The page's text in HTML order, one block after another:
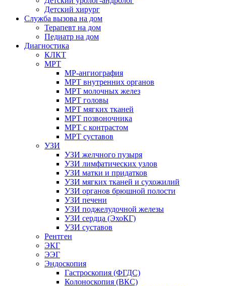
Детский хирург
Служба вызова на дом
Терапевт на дом
Педиатр на дом
Диагностика
КЛКТ
МРТ
МР-ангиография
МРТ внутренних органов
МРТ молочных желез
МРТ головы
МРТ мягких тканей
МРТ позвоночника
МРТ с контрастом
МРТ суставов
УЗИ
УЗИ желчного пузыря
УЗИ лимфатических узлов
УЗИ матки и придатков
УЗИ мягких тканей и сухожилий
УЗИ органов брюшной полости
УЗИ печени
УЗИ поджелудочной железы
УЗИ сердца (ЭхоКГ)
УЗИ суставов
Рентген
ЭКГ
ЭЭГ
Эндоскопия
Гастроскопия (ФГДС)
Колоноскопия (ВКС)